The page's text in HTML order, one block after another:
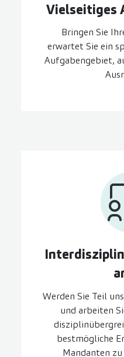
Vielseitiges
Bringen Sie
erwartet Sie ein
Aufgabengebiet,
Werden Sie Teil
und arbeiten
bestmögliche
Mandanten